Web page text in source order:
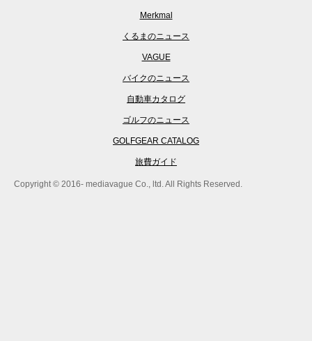
Merkmal
くるまのニュース
VAGUE
バイクのニュース
自動車カタログ
ゴルフのニュース
GOLFGEAR CATALOG
旅費ガイド
Copyright © 2016- mediavague Co., ltd. All Rights Reserved.